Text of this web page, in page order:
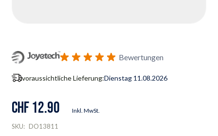
Bewertungen
voraussichtliche Lieferung:Dienstag 11.08.2026
CHF 12.90 Inkl. MwSt.
SKU: DO13811